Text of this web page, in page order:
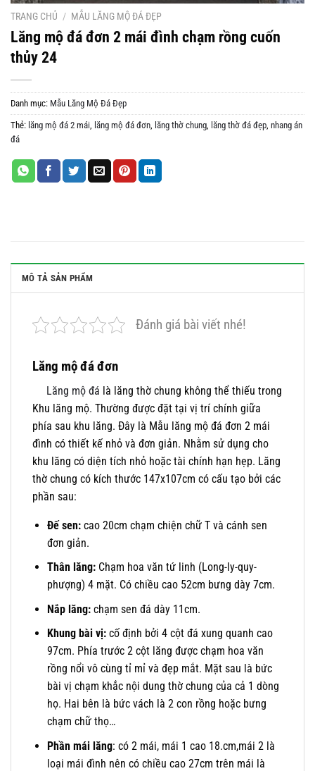
TRANG CHỦ / MẪU LĂNG MỘ ĐÁ ĐẸP
Lăng mộ đá đơn 2 mái đình chạm rồng cuốn
thủy 24
Danh mục: Mẫu Lăng Mộ Đá Đẹp
Thẻ: lăng mộ đá 2 mái, lăng mộ đá đơn, lăng thờ chung, lăng thờ đá đẹp, nhang án
đá
MÔ TẢ SẢN PHẨM
Đánh giá bài viết nhé!
Lăng mộ đá đơn
Lăng mộ đá là lăng thờ chung không thể thiếu trong
Khu lăng mộ. Thường được đặt tại vị trí chính giữa
phía sau khu lăng. Đây là Mẫu lăng mộ đá đơn 2 mái
đình có thiết kế nhỏ và đơn giản. Nhằm sử dụng cho
khu lăng có diện tích nhỏ hoặc tài chính hạn hẹp. Lăng
thờ chung có kích thước 147x107cm có cấu tạo bởi các
phần sau:
Đế sen:cao 20cm chạm chiện chữ T và cánh sen
đơn giản.
Thân lăng:Chạm hoa văn tứ linh (Long-ly-quy-
phượng) 4 mặt. Có chiều cao 52cm bưng dày 7cm.
Nắp lăng:chạm sen đá dày 11cm.
Khung bài vị:cố định bởi 4 cột đá xung quanh cao
97cm. Phía trước 2 cột lăng được chạm hoa văn
rồng nổi vô cùng tỉ mỉ và đẹp mắt. Mặt sau là bức
bài vị chạm khắc nội dung thờ chung của cả 1 dòng
họ. Hai bên là bức vách là 2 con rồng hoặc bưng
chạm chữ thọ…
Phần mái lăng: có 2 mái, mái 1 cao 18.cm,mái 2 là
loại mái đình nên có chiều cao 27cm trên mái là